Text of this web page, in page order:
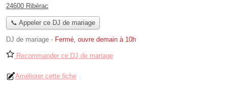
24600 Ribérac
📞 Appeler ce DJ de mariage
DJ de mariage - Fermé, ouvre demain à 10h
Recommander ce DJ de mariage
Améliorer cette fiche